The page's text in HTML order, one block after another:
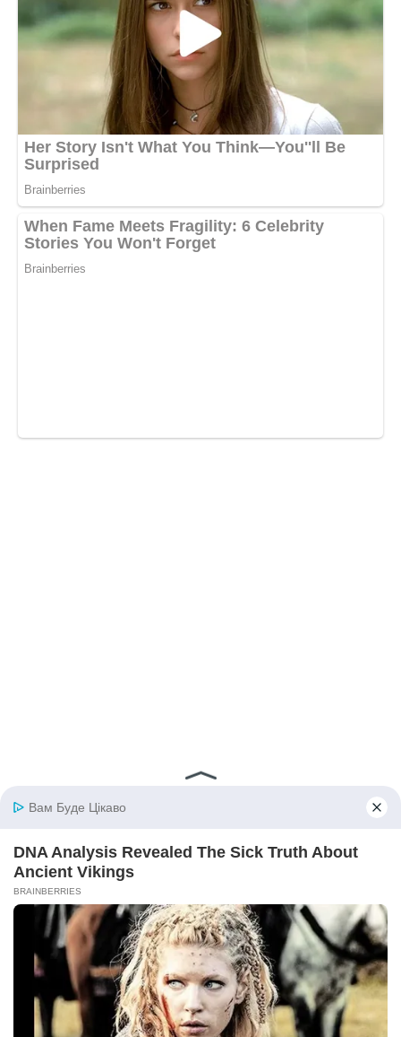
© 2026 iBilingua
Політика конфіденційності та умови користування
сайтом (Privacy Policy)